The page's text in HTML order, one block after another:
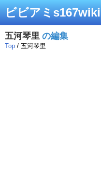
ビビアミs167wiki
五河琴里 の編集
Top / 五河琴里